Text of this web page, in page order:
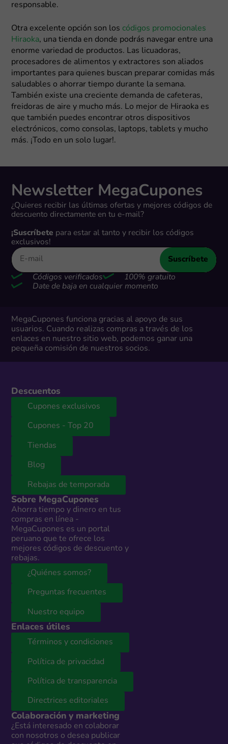
responsable.
Otra excelente opción son los códigos promocionales
Hiraoka, una tienda en donde podrás navegar entre una
enorme variedad de productos. Las licuadoras,
procesadores de alimentos y extractores son aliados
importantes para quienes buscan preparar comidas más
saludables o ahorrar tiempo durante la semana.
También existe una creciente demanda de cafeteras,
freidoras de aire y mucho más. Lo mejor de Hiraoka es
que también puedes encontrar otros dispositivos
electrónicos, como consolas, laptops, tablets y mucho
más. ¡Todo en un solo lugar!.
Newsletter MegaCupones
¿Quieres recibir las últimas ofertas y mejores códigos de
descuento directamente en tu e-mail?
¡Suscríbete para estar al tanto y recibir los códigos
exclusivos!
Suscríbete
Códigos verificados
100% gratuito
Date de baja en cualquier momento
MegaCupones funciona gracias al apoyo de sus
usuarios. Cuando realizas compras a través de los
enlaces en nuestro sitio web, podemos ganar una
pequeña comisión de nuestros socios.
Descuentos
Cupones exclusivos
Cupones - Top 20
Tiendas
Blog
Rebajas de temporada
Sobre MegaCupones
Ahorra tiempo y dinero en tus
compras en línea -
MegaCupones es un portal
peruano que te ofrece los
mejores códigos de descuento y
rebajas.
¿Quiénes somos?
Preguntas frecuentes
Nuestro equipo
Enlaces útiles
Términos y condiciones
Política de privacidad
Política de transparencia
Directrices editoriales
Colaboración y marketing
¿Está interesado en colaborar
con nosotros o desea publicar